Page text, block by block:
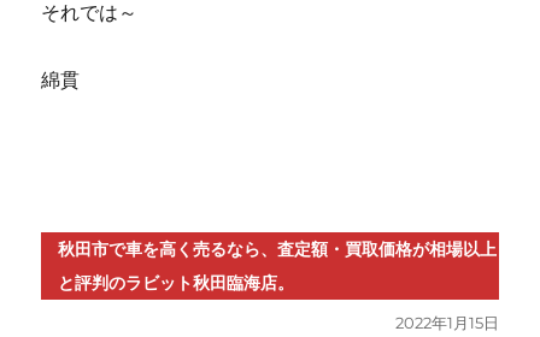
それでは～
綿貫
秋田市で車を高く売るなら、査定額・買取価格が相場以上
と評判のラビット秋田臨海店。
投
2022年1月15日